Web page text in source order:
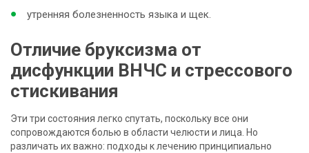
утренняя болезненность языка и щек.
Отличие бруксизма от
дисфункции ВНЧС и стрессового
стискивания
Эти три состояния легко спутать, поскольку все они
сопровождаются болью в области челюсти и лица. Но
различать их важно: подходы к лечению принципиально